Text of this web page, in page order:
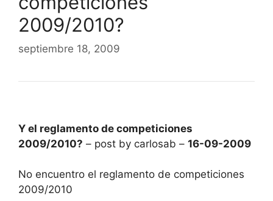
2009/2010?
septiembre 18, 2009
Y el reglamento de competiciones
2009/2010? – post by carlosab – 16-09-2009
No encuentro el reglamento de competiciones
2009/2010